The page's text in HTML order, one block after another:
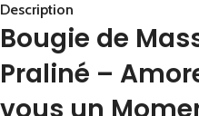
Description
Bougie de
Praliné –